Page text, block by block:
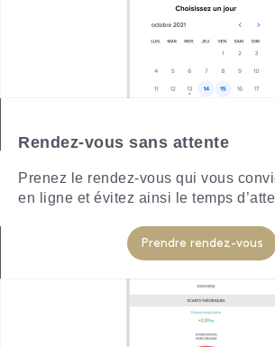
Rendez-vous sans attente
Prenez le rendez-vous qui vous
en ligne et évitez ainsi le temps
Prendre rendez-vous